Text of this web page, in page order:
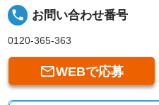
local_phone お問い合わせ番号
0120-365-363
WEBで応募